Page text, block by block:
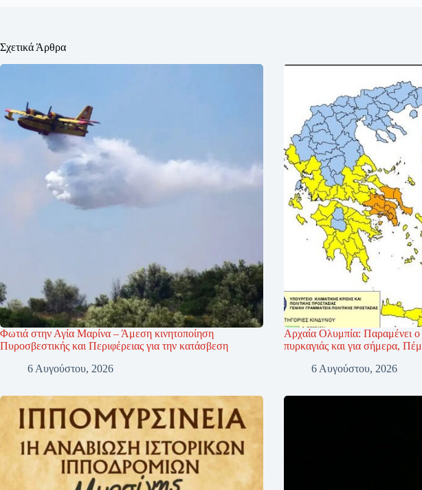
Σχετικά Άρθρα
Φωτιά στην Αγία Μαρίνα – Άμεση κινητοποίηση
Πυροσβεστικής και Περιφέρειας για την κατάσβεση
6 Αυγούστου, 2026
Αρχαία Ολυμπία: Παραμένει
πυρκαγιάς και για σήμερα,
6 Αυγούστου, 2026